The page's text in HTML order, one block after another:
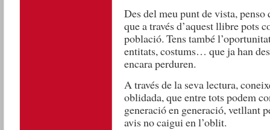
Des del meu punt de vista,
que a través d’aquest llibre pots
població. Tens també
entitats, costums… que ja han
encara perduren.
A través de la seva lectura,
oblidada, que entre tots podem
generació en generació, vetllant
avis no caigui en l’oblit.